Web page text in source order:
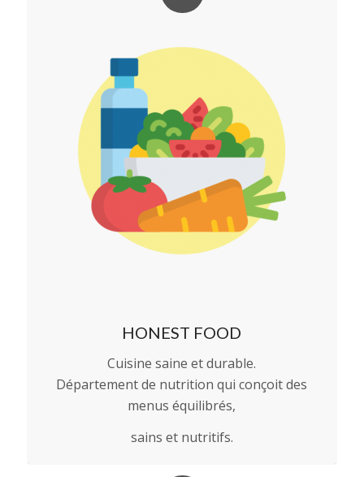
HONEST FOOD
Cuisine saine et durable.
Département de nutrition qui conçoit des
menus équilibrés,
sains et nutritifs.